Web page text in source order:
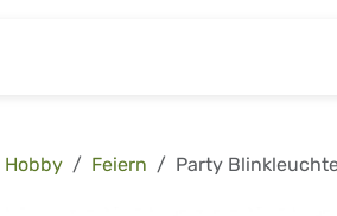
Hobby Feiern Party